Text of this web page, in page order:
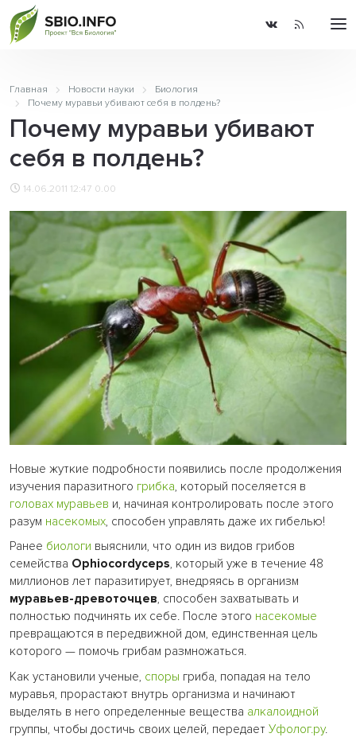
Главная Новости науки
Биология
Почему муравьи убивают себя в полдень?
Почему муравьи убивают
себя в полдень?
14.06.2011 12:47 0.00
Новые жуткие подробности появились после продолжения
изучения паразитного грибка, который поселяется в
головах муравьев и, начиная контролировать после этого
разум насекомых, способен управлять даже их гибелью!
Ранее биологи выяснили, что один из видов грибов
семейства Ophiocordyceps, который уже в течение 48
миллионов лет паразитирует, внедряясь в организм
муравьев-древоточцев, способен захватывать и
полностью подчинять их себе. После этого насекомые
превращаются в передвижной дом, единственная цель
которого — помочь грибам размножаться.
Как установили ученые, споры гриба, попадая на тело
муравья, прорастают внутрь организма и начинают
выделять в него определенные вещества алкалоидной
группы, чтобы достичь своих целей, передает Уфолог.ру.